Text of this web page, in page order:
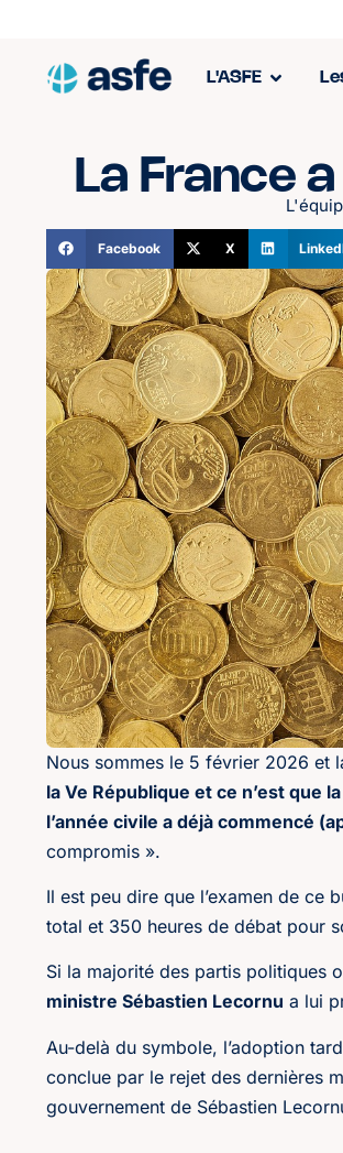
L'ASFE
La France
Facebook X
Nous sommes le 5 février 2026 et
la Ve République et ce n’est que
l’année civile a déjà commencé
compromis ».
Il est peu dire que l’examen de ce
total et 350 heures de débat pour
Si la majorité des partis politiques
ministre Sébastien Lecornu a lui
Au-delà du symbole, l’adoption
conclue par le rejet des dernières
gouvernement de Sébastien